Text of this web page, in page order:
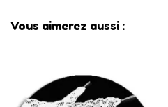
Vous aimerez aussi :